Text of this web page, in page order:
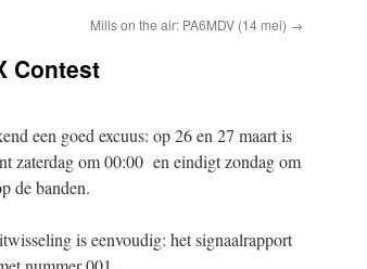
Mills on the air: PA6MDV (14 mei) →
Contest
een goed excuus: op 26 en 27 maart is
zaterdag om 00:00 en eindigt zondag om
de banden.
is eenvoudig: het signaalrapport